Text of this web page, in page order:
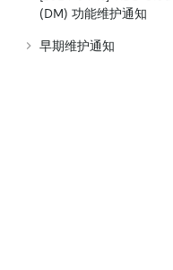
(DM) 功能维护通知
早期维护通知